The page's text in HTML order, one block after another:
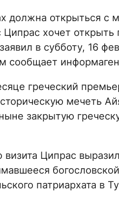
должна открыться с
Ципрас хочет
в субботу, 16
сообщает
греческий
мечеть
закрытую
визита Ципрас
патриархата в